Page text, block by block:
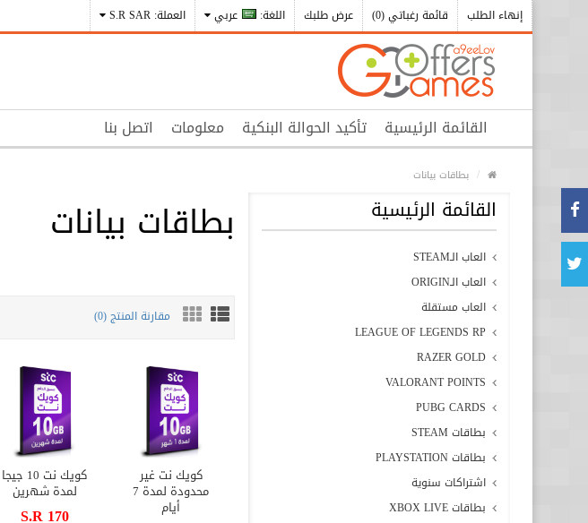
عرض طلبك قائمة رغباتي (0) إنهاء الطلب اللغة: عربي العملة: S.R SAR
القائمة الرئيسية تأكيد الحوالة البنكية معلومات اتصل بنا
بطاقات بيانات
القائمة الرئيسية
العاب الـSTEAM
العاب الـORIGIN
العاب مستقلة
LEAGUE OF LEGENDS RP
RAZER GOLD
VALORANT POINTS
PUBG CARDS
بطاقات STEAM
بطاقات PLAYSTATION
اشتراكات سنوية
بطاقات XBOX LIVE
بطاقات بيانات
مقارنة المنتج (0)
كويك نت غير
محدودة لمدة 7
أيام
كويك نت 10 جيجا
لمدة شهرين
S.R 170